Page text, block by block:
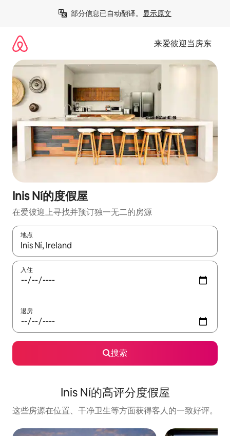
部分信息已自动翻译。 显示原文
来爱彼迎当房东
Inis Ní的度假屋
在爱彼迎上寻找并预订独一无二的房源
地点
如有搜索结果，请使用上下方向键查看，或通过点击或滑动手势
入住
退房
搜索
Inis Ní的高评分度假屋
这些房源在位置、干净卫生等方面获得客人的一致好评。